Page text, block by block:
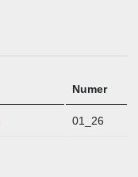
Numer
01_26